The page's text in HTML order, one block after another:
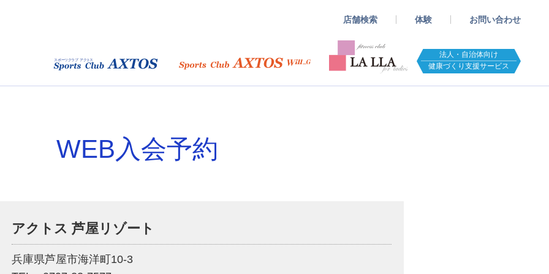
法人・自治体向け
健康づくり支援サービス
店舗検索 体験 お問い合わせ
WEB入会予約
アクトス 芦屋リゾート
兵庫県芦屋市海洋町10-3